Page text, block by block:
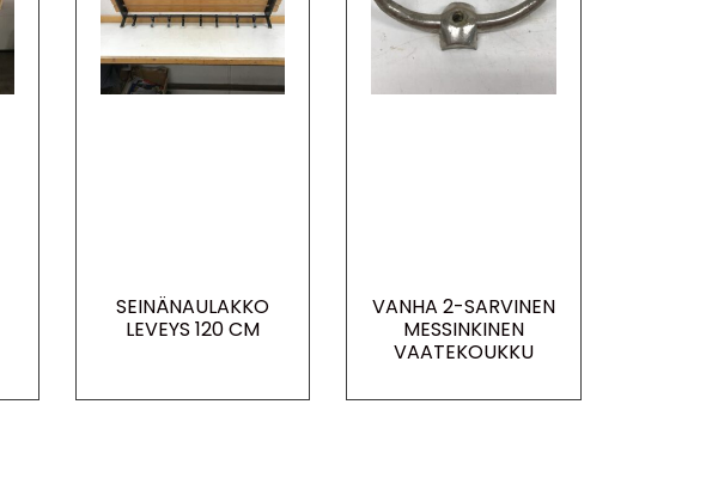
SEINÄNAULAKKO
LEVEYS 120 CM
VANHA 2-SARVINEN
MESSINKINEN
VAATEKOUKKU